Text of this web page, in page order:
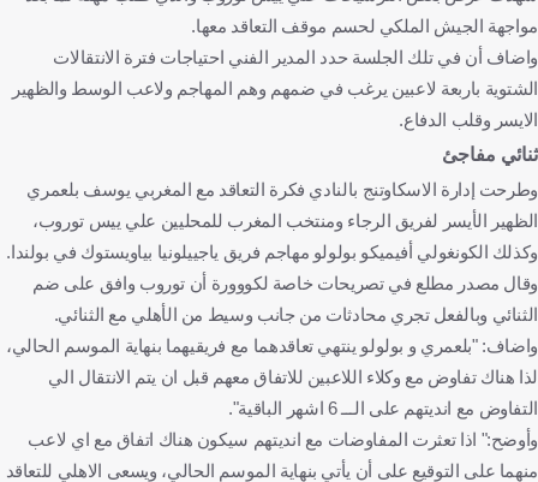
مواجهة الجيش الملكي لحسم موقف التعاقد معها.
واضاف أن في تلك الجلسة حدد المدير الفني احتياجات فترة الانتقالات
الشتوية باربعة لاعبين يرغب في ضمهم وهم المهاجم ولاعب الوسط والظهير
الايسر وقلب الدفاع.
ثنائي مفاجئ
وطرحت إدارة الاسكاوتنج بالنادي فكرة التعاقد مع المغربي يوسف بلعمري
الظهير الأيسر لفريق الرجاء ومنتخب المغرب للمحليين علي ييس توروب،
وكذلك الكونغولي أفيميكو بولولو مهاجم فريق ياجييلونيا بياويستوك في بولندا.
وقال مصدر مطلع في تصريحات خاصة لكووورة أن توروب وافق على ضم
الثنائي وبالفعل تجري محادثات من جانب وسيط من الأهلي مع الثنائي.
واضاف: "بلعمري و بولولو ينتهي تعاقدهما مع فريقيهما بنهاية الموسم الحالي،
لذا هناك تفاوض مع وكلاء اللاعبين للاتفاق معهم قبل ان يتم الانتقال الي
التفاوض مع انديتهم على الـــ 6 اشهر الباقية".
وأوضح:" اذا تعثرت المفاوضات مع انديتهم سيكون هناك اتفاق مع اي لاعب
منهما على التوقيع على أن يأتي بنهاية الموسم الحالي، ويسعى الاهلي للتعاقد